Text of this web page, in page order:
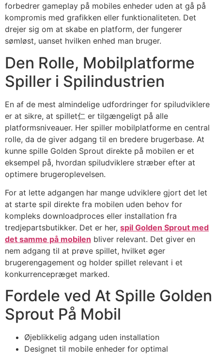
forbedrer gameplay på mobiles enheder uden at gå på
kompromis med grafikken eller funktionaliteten. Det
drejer sig om at skabe en platform, der fungerer
sømløst, uanset hvilken enhed man bruger.
Den Rolle, Mobilplatforme
Spiller i Spilindustrien
En af de mest almindelige udfordringer for spiludviklere
er at sikre, at spillet仁 er tilgængeligt på alle
platformsniveauer. Her spiller mobilplatforme en central
rolle, da de giver adgang til en bredere brugerbase. At
kunne spille Golden Sprout direkte på mobilen er et
eksempel på, hvordan spiludviklere stræber efter at
optimere brugeroplevelsen.
For at lette adgangen har mange udviklere gjort det let
at starte spil direkte fra mobilen uden behov for
kompleks downloadproces eller installation fra
tredjepartsbutikker. Det er her, spil Golden Sprout med
det samme på mobilen bliver relevant. Det giver en
nem adgang til at prøve spillet, hvilket øger
brugerengagement og holder spillet relevant i et
konkurrencepræget marked.
Fordele ved At Spille Golden
Sprout På Mobil
Øjeblikkelig adgang uden installation
Designet til mobile enheder for optimal